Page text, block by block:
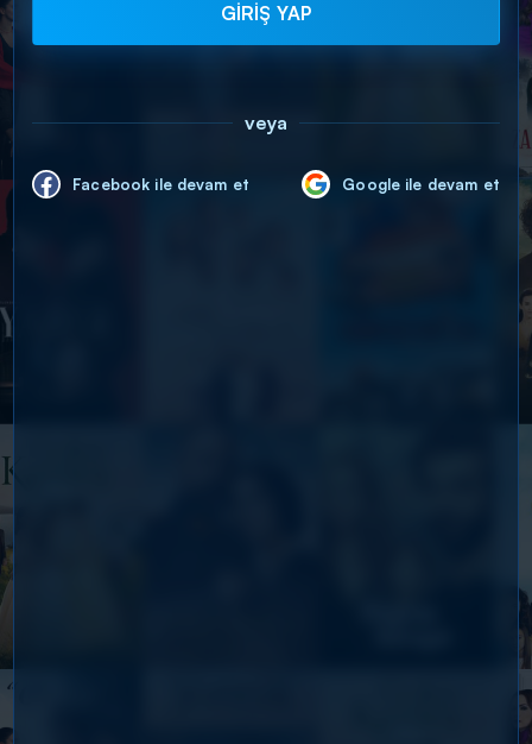
GİRİŞ YAP
veya
Facebook ile devam et Google ile devam et